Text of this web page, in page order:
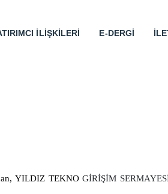
İLIŞKILERI E-DERGI
YILDIZ TEKNOGİRİŞİM